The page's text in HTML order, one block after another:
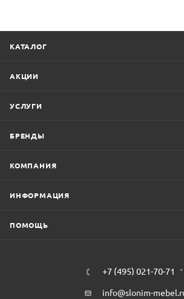
КАТАЛОГ
АКЦИИ
УСЛУГИ
БРЕНДЫ
КОМПАНИЯ
ИНФОРМАЦИЯ
ПОМОЩЬ
+7 (495) 021-70-71
info@slonim-